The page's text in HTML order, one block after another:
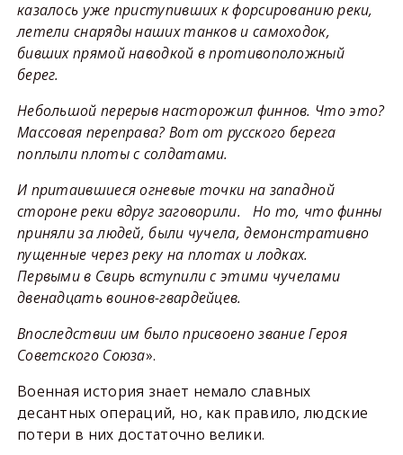
казалось уже приступивших к форсированию реки,
летели снаряды наших танков и самоходок,
бивших прямой наводкой в противоположный
берег.
Небольшой перерыв насторожил финнов. Что это?
Массовая переправа? Вот от русского берега
поплыли плоты с солдатами.
И притаившиеся огневые точки на западной
стороне реки вдруг заговорили. Но то, что финны
приняли за людей, были чучела, демонстративно
пущенные через реку на плотах и лодках.
Первыми в Свирь вступили с этими чучелами
двенадцать воинов-гвардейцев.
Впоследствии им было присвоено звание Героя
Советского Союза».
Военная история знает немало славных
десантных операций, но, как правило, людские
потери в них достаточно велики.